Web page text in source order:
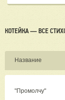
КОТЕЙКА — ВСЕ
Название
"Промолчу"